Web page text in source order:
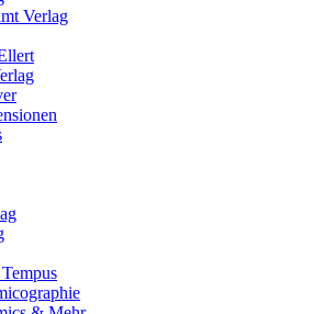
Verlag